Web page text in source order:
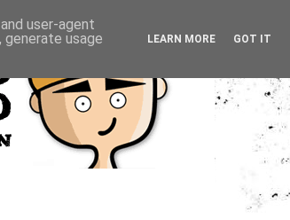
user-agent
usage
LEARN MORE GOT IT